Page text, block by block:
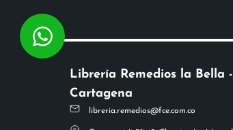
Librería Remedios la Bella -
Cartagena
libreria.remedios@fce.com.co